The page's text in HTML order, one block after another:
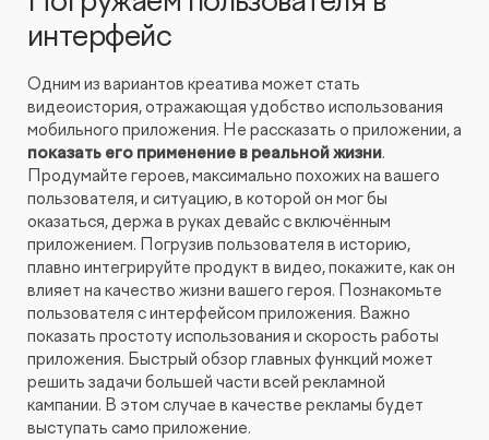
интерфейс
Одним из вариантов креатива может стать
видеоистория, отражающая удобство использования
мобильного приложения. Не рассказать о приложении, а
показать его применение в реальной жизни.
Продумайте героев, максимально похожих на вашего
пользователя, и ситуацию, в которой он мог бы
оказаться, держа в руках девайс с включённым
приложением. Погрузив пользователя в историю,
плавно интегрируйте продукт в видео, покажите, как он
влияет на качество жизни вашего героя. Познакомьте
пользователя с интерфейсом приложения. Важно
показать простоту использования и скорость работы
приложения. Быстрый обзор главных функций может
решить задачи большей части всей рекламной
кампании. В этом случае в качестве рекламы будет
выступать само приложение.